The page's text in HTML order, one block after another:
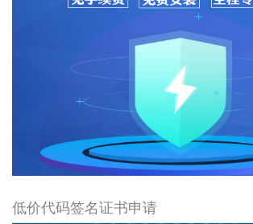
低价代码签名证书申请